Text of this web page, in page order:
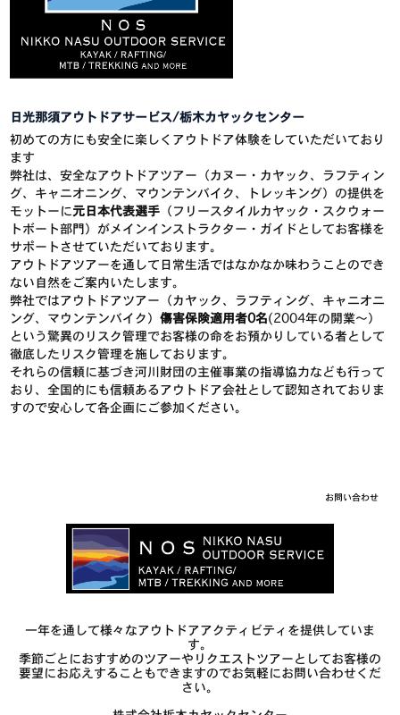
日光那須アウトドアサービス/栃木カヤックセンター
初めての方にも安全に楽しくアウトドア体験をしていただいており
ます
弊社は、安全なアウトドアツアー（カヌー・カヤック、ラフティン
グ、キャニオニング、マウンテンバイク、トレッキング）の提供を
モットーに元日本代表選手（フリースタイルカヤック・スクウォー
トボート部門）がメインインストラクター・ガイドとしてお客様を
サポートさせていただいております。
アウトドアツアーを通して日常生活ではなかなか味わうことのでき
ない自然をご案内いたします。
弊社ではアウトドアツアー（カヤック、ラフティング、キャニオニ
ング、マウンテンバイク） 傷害保険適用者0名(2004年の開業～）
という驚異のリスク管理でお客様の命をお預かりしている者として
徹底したリスク管理を施しております。
それらの信頼に基づき河川財団の主催事業の指導協力なども行って
おり、全国的にも信頼あるアウトドア会社として認知されておりま
すので安心して各企画にご参加ください。
お問い合わせ
一年を通して様々なアウトドアアクティビティを提供していま
す。
季節ごとにおすすめのツアーやリクエストツアーとしてお客様の
要望にお応えすることもできますのでお気軽にお問い合わせくだ
さい。